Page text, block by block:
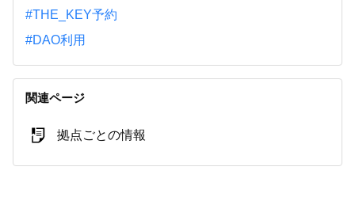
#THE_KEY予約
#DAO利用
関連ページ
拠点ごとの情報